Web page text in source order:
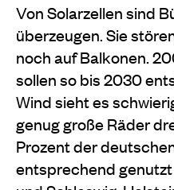
Von Solarzellen sind
überzeugen. Sie
noch auf Balkonen.
sollen so bis 2030
Wind sieht es
genug große Räder
Prozent der
entsprechend